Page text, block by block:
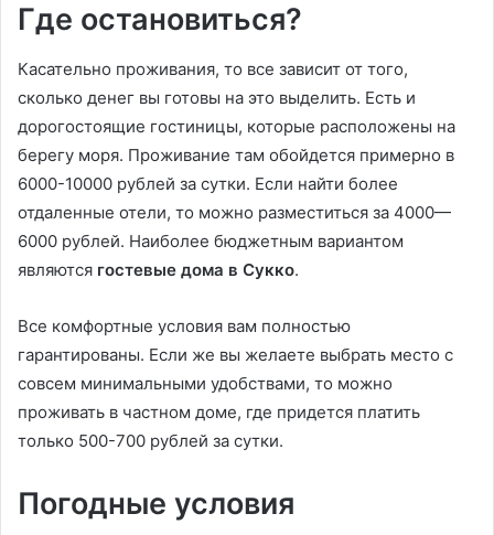
Где остановиться?
Касательно проживания, то все зависит от того,
сколько денег вы готовы на это выделить. Есть и
дорогостоящие гостиницы, которые расположены на
берегу моря. Проживание там обойдется примерно в
6000-10000 рублей за сутки. Если найти более
отдаленные отели, то можно разместиться за 4000—
6000 рублей. Наиболее бюджетным вариантом
являются гостевые дома в Сукко.
Все комфортные условия вам полностью
гарантированы. Если же вы желаете выбрать место с
совсем минимальными удобствами, то можно
проживать в частном доме, где придется платить
только 500-700 рублей за сутки.
Погодные условия